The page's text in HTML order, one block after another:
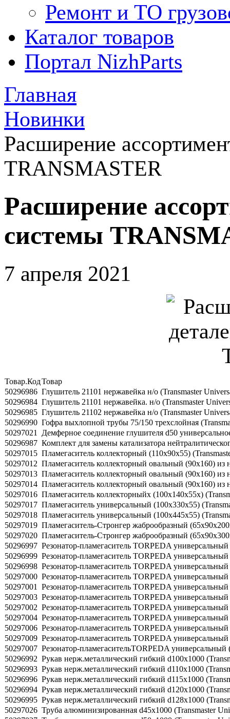
Ремонт и ТО
Каталог товаров
Портал NizhParts
Главная
Новинки
Расширение
TRANSMASTER
Расширение
системы
7 апреля 2021
Товар.КодТовар
50296986 Глушитель 21101 нержавейка н/о (Transmaster
50296984 Глушитель 21101 нержавейка. н/о (Transmaster
50296985 Глушитель 21102 нержавейка н/о (Transmaster
50296990 Гофра выхлопной трубы 75/150 трехслойная
50297021
Демферное соединение глушителя d50
50296987 Комплект для замены катализатора
50297015 Пламегаситель коллекторный (110х90х55)
50297012 Пламегаситель коллекторный овальный (90х160) из
50297013 Пламегаситель коллекторный овальный (90х160) из
50297014 Пламегаситель коллекторный овальный (90х160) из
50297016 Пламегаситель коллекторныйх (100х140х55х)
50297017 Пламегаситель универсальный (100х330х55)
50297018 Пламегаситель универсальный (100х445х55)
50297019 Пламегаситель-Стронгер жаброобразный
50297020 Пламегаситель-Стронгер жаброобразный
50296997 Резонатор-пламегаситель TORPEDA
50296999 Резонатор-пламегаситель TORPEDA
50296998 Резонатор-пламегаситель TORPEDA
50297000 Резонатор-пламегаситель TORPEDA
50297001
Резонатор-пламегаситель TORPEDA
50297003 Резонатор-пламегаситель TORPEDA
50297002 Резонатор-пламегаситель TORPEDA
50297004 Резонатор-пламегаситель TORPEDA
50297006 Резонатор-пламегаситель TORPEDA
50297009 Резонатор-пламегаситель TORPEDA
50297007 Резонатор-пламегасительTORPEDA универсальный
50296992 Рукав нерж.металлический гибкий d100x1000
50296993 Рукав нерж.металлический гибкий d110x1000
50296996 Рукав нерж.металлический гибкий d115x1000
50296994 Рукав нерж.металлический гибкий d120x1000
50296995 Рукав нерж.металлический гибкий d128x1000
50297026 Труба алюминизированная d45х1000 (Transmaster